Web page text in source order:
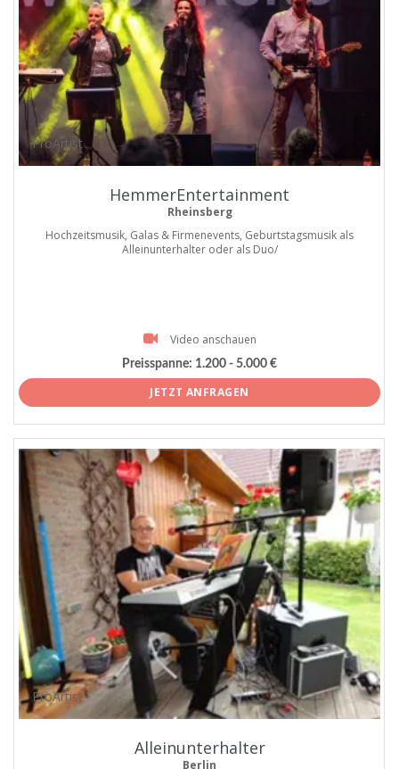
ProArtist
HemmerEntertainment
Rheinsberg
Hochzeitsmusik, Galas & Firmenevents, Geburtstagsmusik als
Alleinunterhalter oder als Duo/
Video anschauen
Preisspanne: 1.200 - 5.000 €
JETZT ANFRAGEN
ProArtist
Alleinunterhalter
Berlin